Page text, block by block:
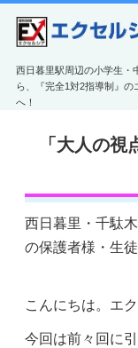
西日暮里駅周辺の小学生・
ら、『完全1対2指導制』
へ！
コース紹介
ご利用案内
「大人の視
西日暮里・千駄
の保護者様・生
こんにちは。エ
今回は前々回に